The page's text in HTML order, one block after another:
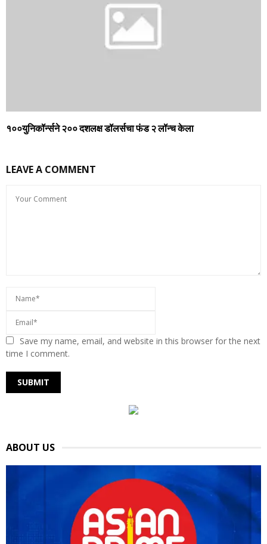
१००युनिकॉर्न्‍सने २०० दशलक्ष डॉलर्सचा फंड २ लॉन्च केला
LEAVE A COMMENT
Save my name, email, and website in this browser for the next
time I comment.
ABOUT US